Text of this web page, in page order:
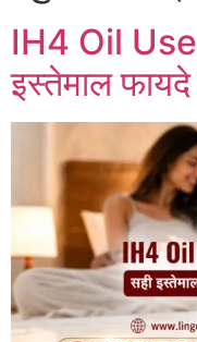
IH4 Oil
इस्तेमाल